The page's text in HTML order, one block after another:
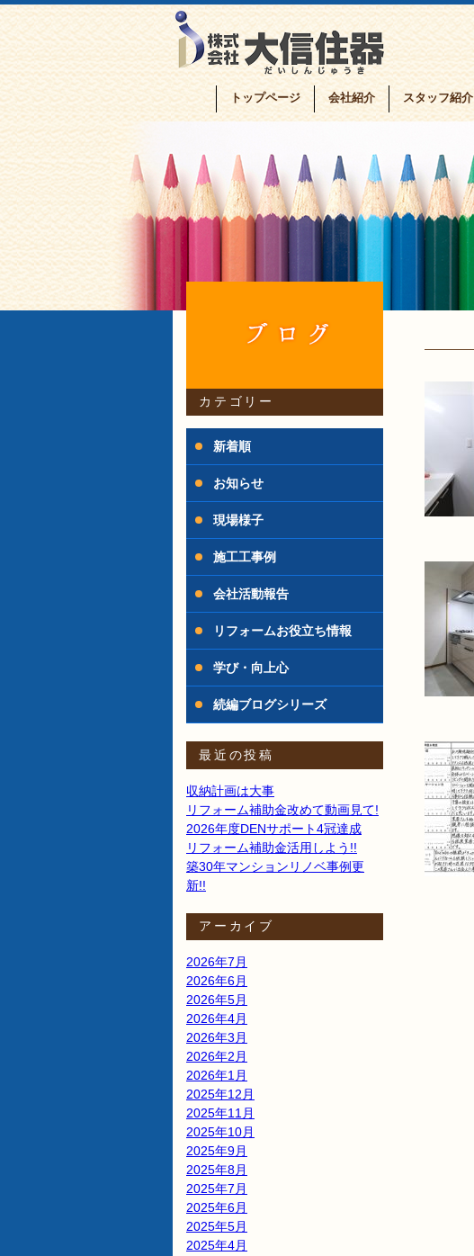
トップページ 会社紹介 スタッフ紹介
カテゴリー
新着順
お知らせ
現場様子
施工工事例
会社活動報告
リフォームお役立ち情報
学び・向上心
続編ブログシリーズ
最近の投稿
収納計画は大事
リフォーム補助金改めて動画見て!
2026年度DENサポート4冠達成
リフォーム補助金活用しよう!!
築30年マンションリノベ事例更
新!!
アーカイブ
2026年7月
2026年6月
2026年5月
2026年4月
2026年3月
2026年2月
2026年1月
2025年12月
2025年11月
2025年10月
2025年9月
2025年8月
2025年7月
2025年6月
2025年5月
2025年4月